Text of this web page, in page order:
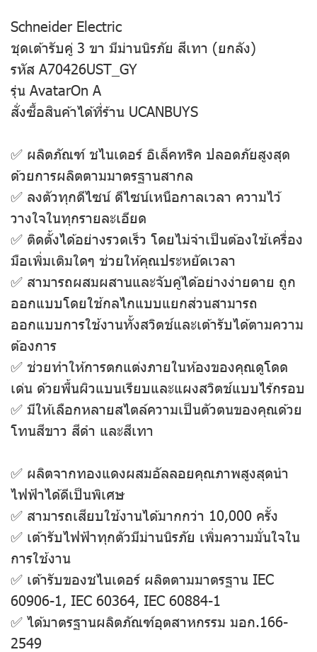
Schneider Electric
ชุดเต้ารับคู่ 3 ขา มีม่านนิรภัย สีเทา (ยกลัง)
รหัส A70426UST_GY
รุ่น AvatarOn A
สั่งซื้อสินค้าได้ที่ร้าน UCANBUYS
✅ ผลิตภัณฑ์ ชไนเดอร์ อิเล็คทริค ปลอดภัยสูงสุด
ด้วยการผลิตตามมาตรฐานสากล
✅ ลงตัวทุกดีไซน์ ดีไซน์เหนือกาลเวลา ความไว้
วางใจในทุกรายละเอียด
✅ ติดตั้งได้อย่างรวดเร็ว โดยไม่จําเป็นต้องใช้เครื่อง
มือเพิ่มเติมใดๆ ช่วยให้คุณประหยัดเวลา
✅ สามารถผสมผสานและจับคู่ได้อย่างง่ายดาย ถูก
ออกแบบโดยใช้กลไกแบบแยกส่วนสามารถ
ออกแบบการใช้งานทั้งสวิตช์และเต้ารับได้ตามความ
ต้องการ
✅ ช่วยทำให้การตกแต่งภายในห้องของคุณดูโดด
เด่น ด้วยพื้นผิวแบนเรียบและแผงสวิตช์แบบไร้กรอบ
✅ มีให้เลือกหลายสไตล์ความเป็นตัวตนของคุณด้วย
โทนสีขาว สีดํา และสีเทา
✅ ผลิตจากทองแดงผสมอัลลอยคุณภาพสูงสุดนำ
ไฟฟ้าได้ดีเป็นพิเศษ
✅ สามารถเสียบใช้งานได้มากกว่า 10,000 ครั้ง
✅ เต้ารับไฟฟ้าทุกตัวมีม่านนิรภัย เพิ่มความมั่นใจใน
การใช้งาน
✅ เต้ารับของชไนเดอร์ ผลิตตามมาตรฐาน IEC
60906-1, IEC 60364, IEC 60884-1
✅ ได้มาตรฐานผลิตภัณฑ์อุตสาหกรรม มอก.166-
2549